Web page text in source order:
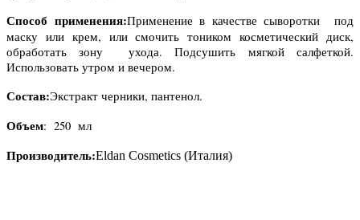
Способ применения:Применение в качестве сыворотки под
маску или крем, или смочить тоником косметический диск,
обработать зону ухода. Подсушить мягкой салфеткой.
Использовать утром и вечером.
Состав:Экстракт черники, пантенол.
Объем: 250 мл
Производитель:Eldan Cosmetics (Италия)